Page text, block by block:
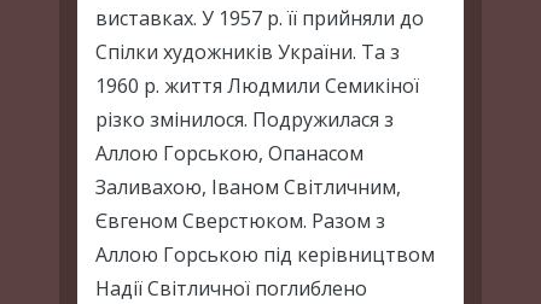
виставках. У 1957 р. її прийняли до
Спілки художників України. Та з
1960 р. життя Людмили Семикіної
різко змінилося. Подружилася з
Аллою Горською, Опанасом
Заливахою, Іваном Світличним,
Євгеном Сверстюком. Разом з
Аллою Горською під керівництвом
Надії Світличної поглиблено